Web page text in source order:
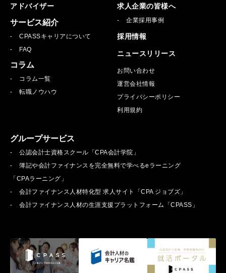
アドバイザー
サービス紹介
CPASSキャリアについて
FAQ
コラム
コラム一覧
転職ノウハウ
求人企業の皆様へ
企業採用事例
採用情報
ニュースリリース
お問い合わせ
運営会社情報
プライバシーポリシー
利用規約
グループサービス
公認会計士資格スクール「CPA会計学院」
簿記や会計ファイナンスを完全無料で学べるeラーニング
「CPAラーニング」
会計ファイナンス人材特化型 求人サイト「CPA ジョブズ」
会計ファイナンス人材の生涯支援プラットフォーム「CPASS」